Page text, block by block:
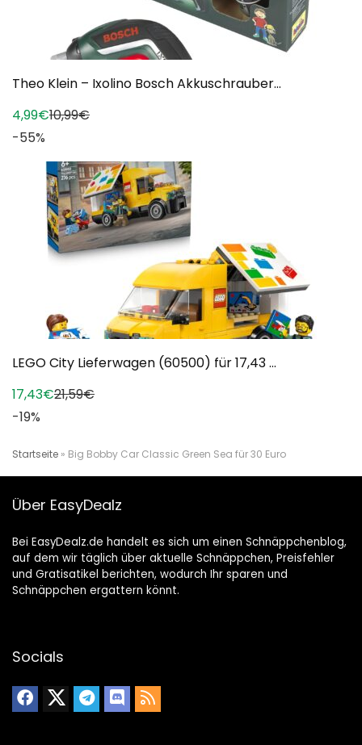
Theo Klein – Ixolino Bosch Akkuschrauber...
4,99€10,99€
-55%
LEGO City Lieferwagen (60500) für 17,43 ...
17,43€21,59€
-19%
Startseite » Big Bobby Car Classic Green Sea für 30 Euro
Über EasyDealz
Bei EasyDealz.de handelt es sich um einen Schnäppchenblog,
auf dem wir täglich über aktuelle Schnäppchen, Preisfehler
und Gratisatikel berichten, wodurch Ihr sparen und
Schnäppchen ergattern könnt.
Socials